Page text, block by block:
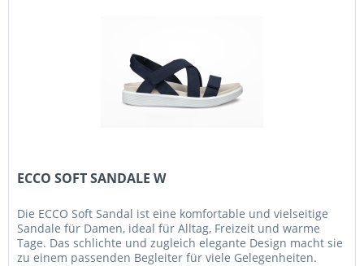
ECCO SOFT SANDALE W
Die ECCO Soft Sandal ist eine komfortable und vielseitige
Sandale für Damen, ideal für Alltag, Freizeit und warme
Tage. Das schlichte und zugleich elegante Design macht sie
zu einem passenden Begleiter für viele Gelegenheiten.